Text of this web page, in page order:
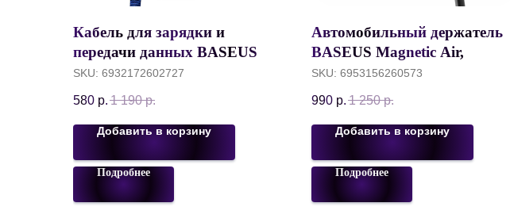
Кабель для зарядки и
передачи данных BASEUS
Crystal Shine Series Fast
Charging, USB to Lightning,
2.4A, 2 м, Синий,
CAJY000103
SKU: 6932172602727
580 р. 1 190 р.
Добавить в корзину
Подробнее
Автомобильный держатель
BASEUS Magnetic Air,
магнитный, на воздуховод,
компактный, черный, SUGX-
A01
SKU: 6953156260573
990 р. 1 250 р.
Добавить в корзину
Подробнее